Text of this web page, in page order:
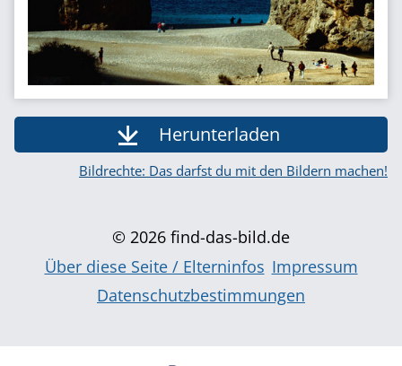
Herunterladen
Bildrechte: Das darfst du mit den Bildern machen!
© 2026 find-das-bild.de
Über diese Seite / Elterninfos Impressum
Datenschutzbestimmungen